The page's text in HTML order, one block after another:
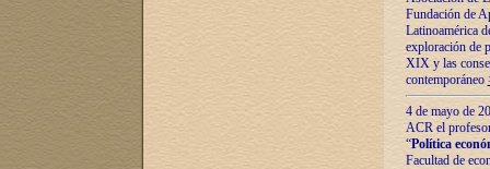
Fundación de
Latinoamérica
exploración de
XIX y las
contemporáneo
4 de mayo de
ACR el
“Política
Facultad de